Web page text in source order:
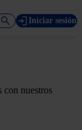
Iniciar sesión
con nuestros